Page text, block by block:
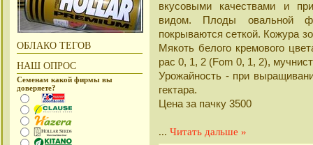
ОБЛАКО ТЕГОВ
НАШ ОПРОС
Семенам какой фирмы вы
доверяете?
вкусовыми качествами и
видом. Плоды овальной
покрываются сеткой. Кожура
Мякоть белого кремового
рас 0, 1, 2 (Fom 0, 1, 2),
Урожайность - при
гектара.
Цена за пачку 3500
... Читать дальше »